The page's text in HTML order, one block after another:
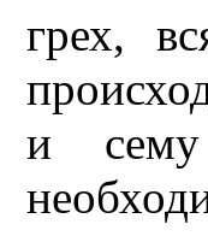
грех,
и